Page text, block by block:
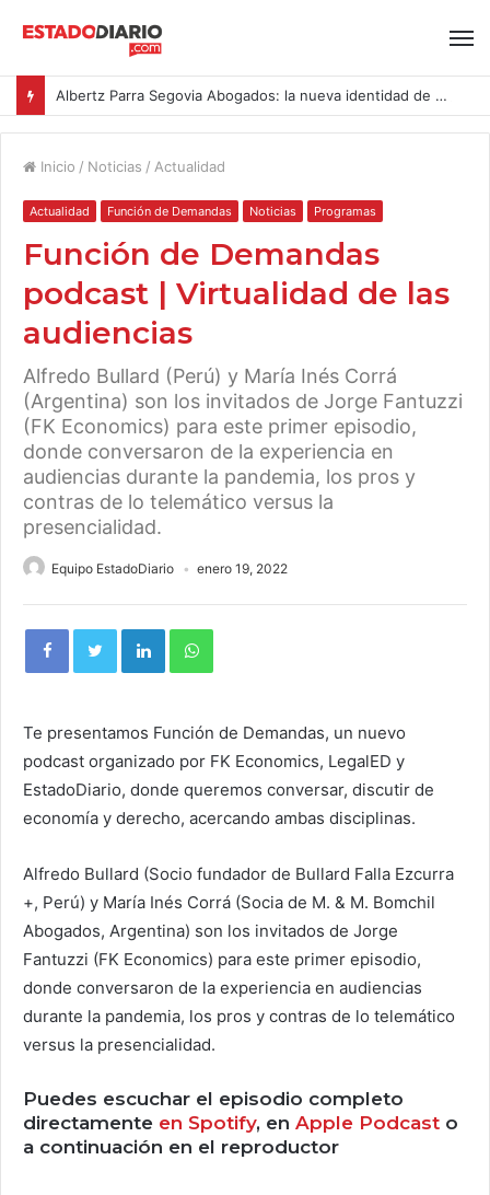
Albertz Parra Segovia Abogados: la nueva identidad de Segovia Consulting
Inicio / Noticias / Actualidad
Actualidad Función de Demandas Noticias Programas
Función de Demandas
podcast | Virtualidad de las
audiencias
Alfredo Bullard (Perú) y María Inés Corrá
(Argentina) son los invitados de Jorge Fantuzzi
(FK Economics) para este primer episodio,
donde conversaron de la experiencia en
audiencias durante la pandemia, los pros y
contras de lo telemático versus la
presencialidad.
Equipo EstadoDiario enero 19, 2022
Te presentamos Función de Demandas, un nuevo
podcast organizado por FK Economics, LegalED y
EstadoDiario, donde queremos conversar, discutir de
economía y derecho, acercando ambas disciplinas.
Alfredo Bullard (Socio fundador de Bullard Falla Ezcurra
+, Perú) y María Inés Corrá (Socia de M. & M. Bomchil
Abogados, Argentina) son los invitados de Jorge
Fantuzzi (FK Economics) para este primer episodio,
donde conversaron de la experiencia en audiencias
durante la pandemia, los pros y contras de lo telemático
versus la presencialidad.
Puedes escuchar el episodio completo
directamente en Spotify, en Apple Podcast o
a continuación en el reproductor